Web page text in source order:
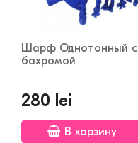
Шарф Однотонный с
бахромой
280 lei
В корзину